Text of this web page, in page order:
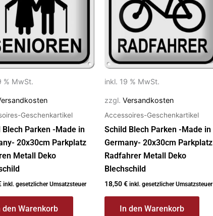
% MwSt.
Geschenkartikel
Blech Parken -Made in
20x30cm Parkplatz
Metall Deko
inkl. gesetzlicher Umsatzsteuer
den Warenkorb
inkl. 19 % MwSt.
zzgl. Versandkosten
Accessoires-Geschenkartikel
Schild Blech Parken -Made in
Germany- 20x30cm Parkplatz
Radfahrer Metall Deko
Blechschild
18,50€ inkl. gesetzlicher Umsatzsteuer
In den Warenkorb